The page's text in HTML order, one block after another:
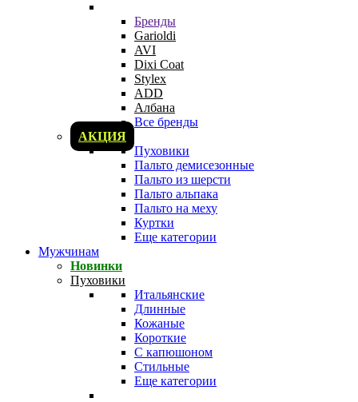
Бренды
Garioldi
AVI
Dixi Coat
Stylex
ADD
Албана
Все бренды
АКЦИЯ
Пуховики
Пальто демисезонные
Пальто из шерсти
Пальто альпака
Пальто на меху
Куртки
Еще категории
Мужчинам
Новинки
Пуховики
Итальянские
Длинные
Кожаные
Короткие
С капюшоном
Стильные
Еще категории